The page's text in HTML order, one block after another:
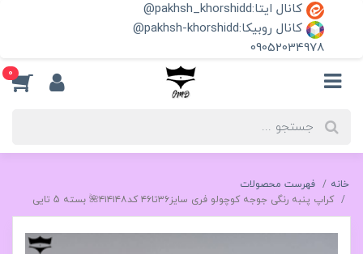
کانال ایتا:pakhsh_khorshidd@
کانال روبیکا:pakhsh-khorshidd@
09052034978
0
خانه
فهرست محصولات
کراپ پنبه رنگی جوجه کوچولو فری سایز۳۶تا۴۶ کد۴۱۴۱۴۸🌺 بسته 5 تایی